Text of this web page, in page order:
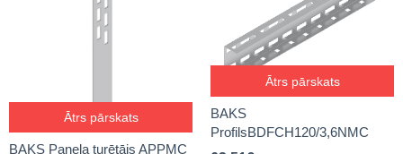
Ātrs pārskats
BAKS Paneļa turētājs APPMC
Ātrs pārskats
BAKS
ProfilsBDFCH120/3,6NMC